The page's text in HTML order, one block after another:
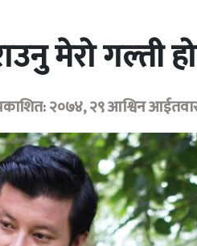
मेरो गल्ती
२०७४, २९ आश्विन